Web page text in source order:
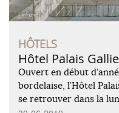
HÔTELS
Hôtel Palais
Ouvert en début
bordelaise, l’Hôtel
se retrouver dans la